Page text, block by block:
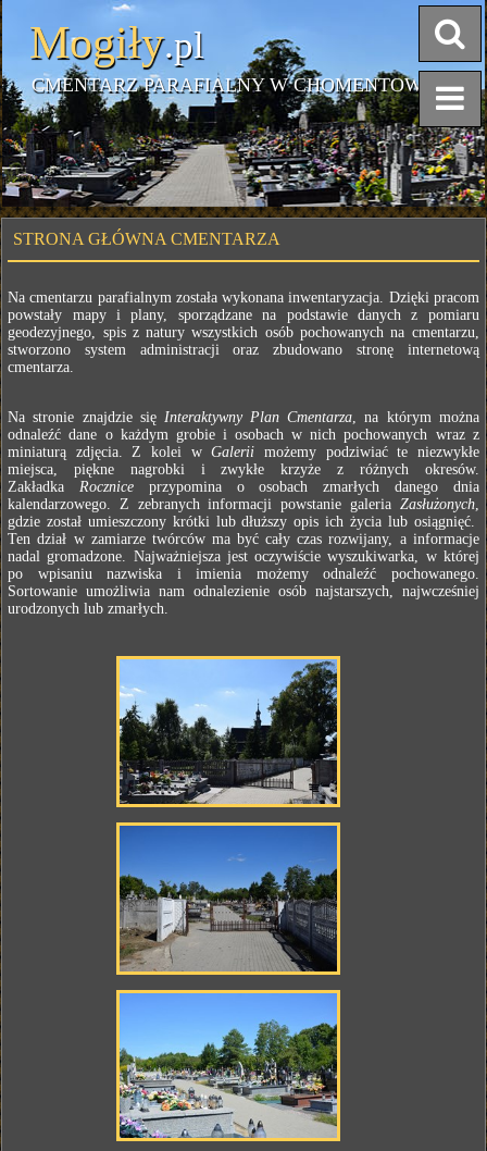
Mogiły.pl
CMENTARZ PARAFIALNY W CHOMENTOWIE
STRONA GŁÓWNA CMENTARZA
Na cmentarzu parafialnym została wykonana inwentaryzacja. Dzięki pracom
powstały mapy i plany, sporządzane na podstawie danych z pomiaru
geodezyjnego, spis z natury wszystkich osób pochowanych na cmentarzu,
stworzono system administracji oraz zbudowano stronę internetową
cmentarza.
Na stronie znajdzie się Interaktywny Plan Cmentarza, na którym można
odnaleźć dane o każdym grobie i osobach w nich pochowanych wraz z
miniaturą zdjęcia. Z kolei wGalerii możemy podziwiać te niezwykłe
miejsca, piękne nagrobki i zwykłe krzyże z różnych okresów.
ZakładkaRocznice przypomina o osobach zmarłych danego dnia
kalendarzowego. Z zebranych informacji powstanie galeria Zasłużonych,
gdzie został umieszczony krótki lub dłuższy opis ich życia lub osiągnięć.
Ten dział w zamiarze twórców ma być cały czas rozwijany, a informacje
nadal gromadzone. Najważniejsza jest oczywiście wyszukiwarka, w której
po wpisaniu nazwiska i imienia możemy odnaleźć pochowanego.
Sortowanie umożliwia nam odnalezienie osób najstarszych, najwcześniej
urodzonych lub zmarłych.